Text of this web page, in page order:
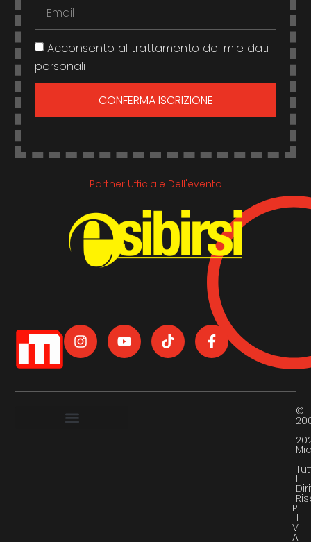
Acconsento al trattamento dei mie dati
personali
CONFERMA ISCRIZIONE
Partner Ufficiale Dell'evento
©
-
-
I
P.
I
V
A